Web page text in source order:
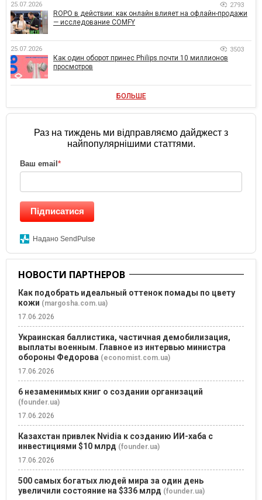
25.07.2026 2793
ROPO в действии: как онлайн влияет на офлайн-продажи
— исследование COMFY
25.07.2026 3503
Как один оборот принес Philips почти 10 миллионов
просмотров
БОЛЬШЕ
Раз на тиждень ми відправляємо дайджест з
найпопулярнішими статтями.
Ваш email *
Підписатися
Надано SendPulse
НОВОСТИ ПАРТНЕРОВ
Как подобрать идеальный оттенок помады по цвету
кожи (margosha.com.ua)
17.06.2026
Украинская баллистика, частичная демобилизация,
выплаты военным. Главное из интервью министра
обороны Федорова (economist.com.ua)
17.06.2026
6 незаменимых книг о создании организаций
(founder.ua)
17.06.2026
Казахстан привлек Nvidia к созданию ИИ-хаба с
инвестициями $10 млрд (founder.ua)
17.06.2026
500 самых богатых людей мира за один день
увеличили состояние на $336 млрд (founder.ua)